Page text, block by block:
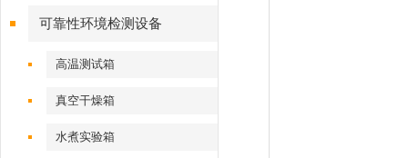
可靠性环境检测设备
高温测试箱
真空干燥箱
水煮实验箱